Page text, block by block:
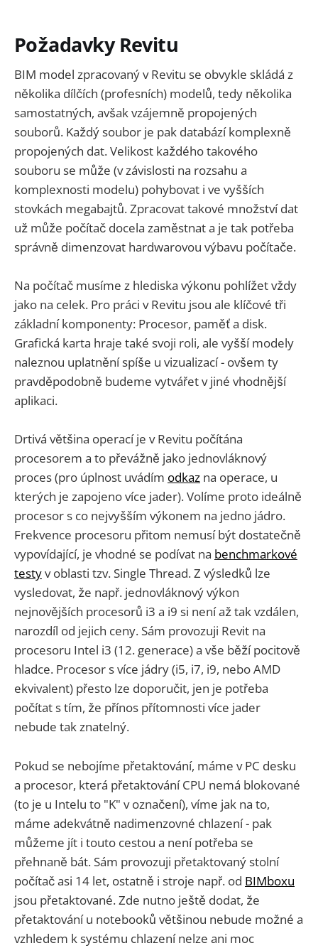
Požadavky Revitu
BIM model zpracovaný v Revitu se obvykle skládá z
několika dílčích (profesních) modelů, tedy několika
samostatných, avšak vzájemně propojených
souborů. Každý soubor je pak databází komplexně
propojených dat. Velikost každého takového
souboru se může (v závislosti na rozsahu a
komplexnosti modelu) pohybovat i ve vyšších
stovkách megabajtů. Zpracovat takové množství dat
už může počítač docela zaměstnat a je tak potřeba
správně dimenzovat hardwarovou výbavu počítače.
Na počítač musíme z hlediska výkonu pohlížet vždy
jako na celek. Pro práci v Revitu jsou ale klíčové tři
základní komponenty: Procesor, paměť a disk.
Grafická karta hraje také svoji roli, ale vyšší modely
naleznou uplatnění spíše u vizualizací - ovšem ty
pravděpodobně budeme vytvářet v jiné vhodnější
aplikaci.
Drtivá většina operací je v Revitu počítána
procesorem a to převážně jako jednovláknový
proces (pro úplnost uvádím odkaz na operace, u
kterých je zapojeno více jader). Volíme proto ideálně
procesor s co nejvyšším výkonem na jedno jádro.
Frekvence procesoru přitom nemusí být dostatečně
vypovídající, je vhodné se podívat na benchmarkové
testyv oblasti tzv. Single Thread. Z výsledků lze
vysledovat, že např. jednovláknový výkon
nejnovějších procesorů i3 a i9 si není až tak vzdálen,
narozdíl od jejich ceny. Sám provozuji Revit na
procesoru Intel i3 (12. generace) a vše běží pocitově
hladce. Procesor s více jádry (i5, i7, i9, nebo AMD
ekvivalent) přesto lze doporučit, jen je potřeba
počítat s tím, že přínos přítomnosti více jader
nebude tak znatelný.
Pokud se nebojíme přetaktování, máme v PC desku
a procesor, která přetaktování CPU nemá blokované
(to je u Intelu to "K" v označení), víme jak na to,
máme adekvátně nadimenzovné chlazení - pak
můžeme jít i touto cestou a není potřeba se
přehnaně bát. Sám provozuji přetaktovaný stolní
počítač asi 14 let, ostatně i stroje např. od BIMboxu
jsou přetaktované. Zde nutno ještě dodat, že
přetaktování u notebooků většinou nebude možné a
vzhledem k systému chlazení nelze ani moc